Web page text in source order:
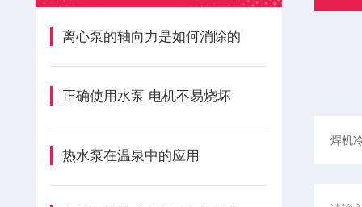
离心泵的轴向力是如何消除的
正确使用水泵 电机不易烧坏
热水泵在温泉中的应用